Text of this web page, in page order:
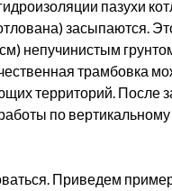
пазухи
засыпаются.
непучинистым
трамбовка
территорий. После
по
Приведем